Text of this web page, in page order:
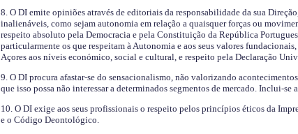
8. O DI emite opiniões através de editoriais da responsabilidade da sua
inalienáveis, como sejam autonomia em relação a quaisquer forças ou
respeito absoluto pela Democracia e pela Constituição da República
particularmente os que respeitam à Autonomia e aos seus valores
Açores aos níveis económico, social e cultural, e respeito pela Declaração
9. O DI procura afastar-se do sensacionalismo, não valorizando
que isso possa não interessar a determinados segmentos de mercado. Inclui-
10. O DI exige aos seus profissionais o respeito pelos princípios éticos da
e o Código Deontológico.